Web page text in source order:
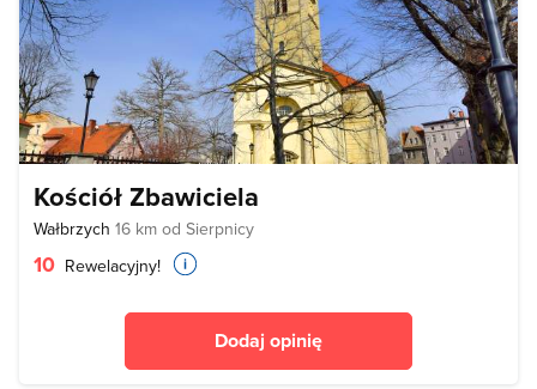
Kościół Zbawiciela
Wałbrzych 16 km od Sierpnicy
10 Rewelacyjny!
Dodaj opinię